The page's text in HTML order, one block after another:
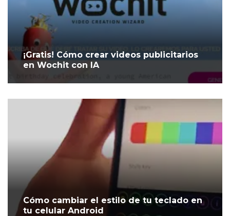
¡Gratis! Cómo crear videos publicitarios
en Wochit con IA
Cómo cambiar el estilo de tu teclado en
tu celular Android